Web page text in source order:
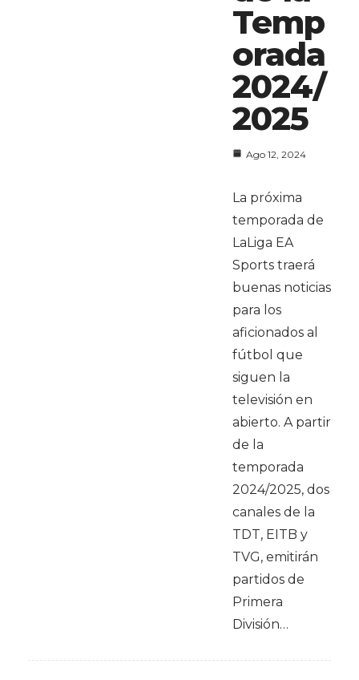
Temp
orada
2024/
2025
Ago 12, 2024
La próxima
temporada de
LaLiga EA
Sports traerá
buenas noticias
para los
aficionados al
fútbol que
siguen la
televisión en
abierto. A partir
de la
temporada
2024/2025, dos
canales de la
TDT, EITB y
TVG, emitirán
partidos de
Primera
División…